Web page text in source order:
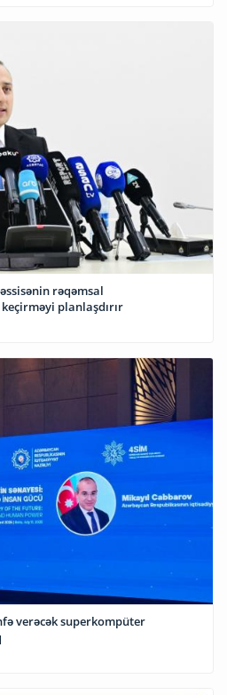
rəqəmsal
planlaşdırır
verəcək superkompüter